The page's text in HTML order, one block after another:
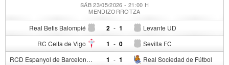
SÁB 23/05/2026 - 21:00 H
MENDIZORROTZA
Real Betis Balompié 2 - Levante UD
1
RC Celta de Vigo 1 - Sevilla FC
0
RCD Espanyol de Barcelona 1 - Real Sociedad de Fútbol
1